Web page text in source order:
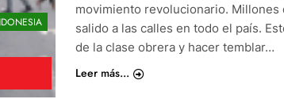
movimiento revolucionario. Millones
salido a las calles en todo el país.
de la clase obrera y hacer temblar…
Leer más...